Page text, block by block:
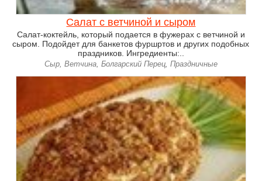
Салат с ветчиной и сыром
Салат-коктейль, который подается в фужерах с ветчиной и
сыром. Подойдет для банкетов фуршртов и других подобных
праздников. Ингредиенты:..
Сыр, Ветчина, Болгарский Перец, Праздничные